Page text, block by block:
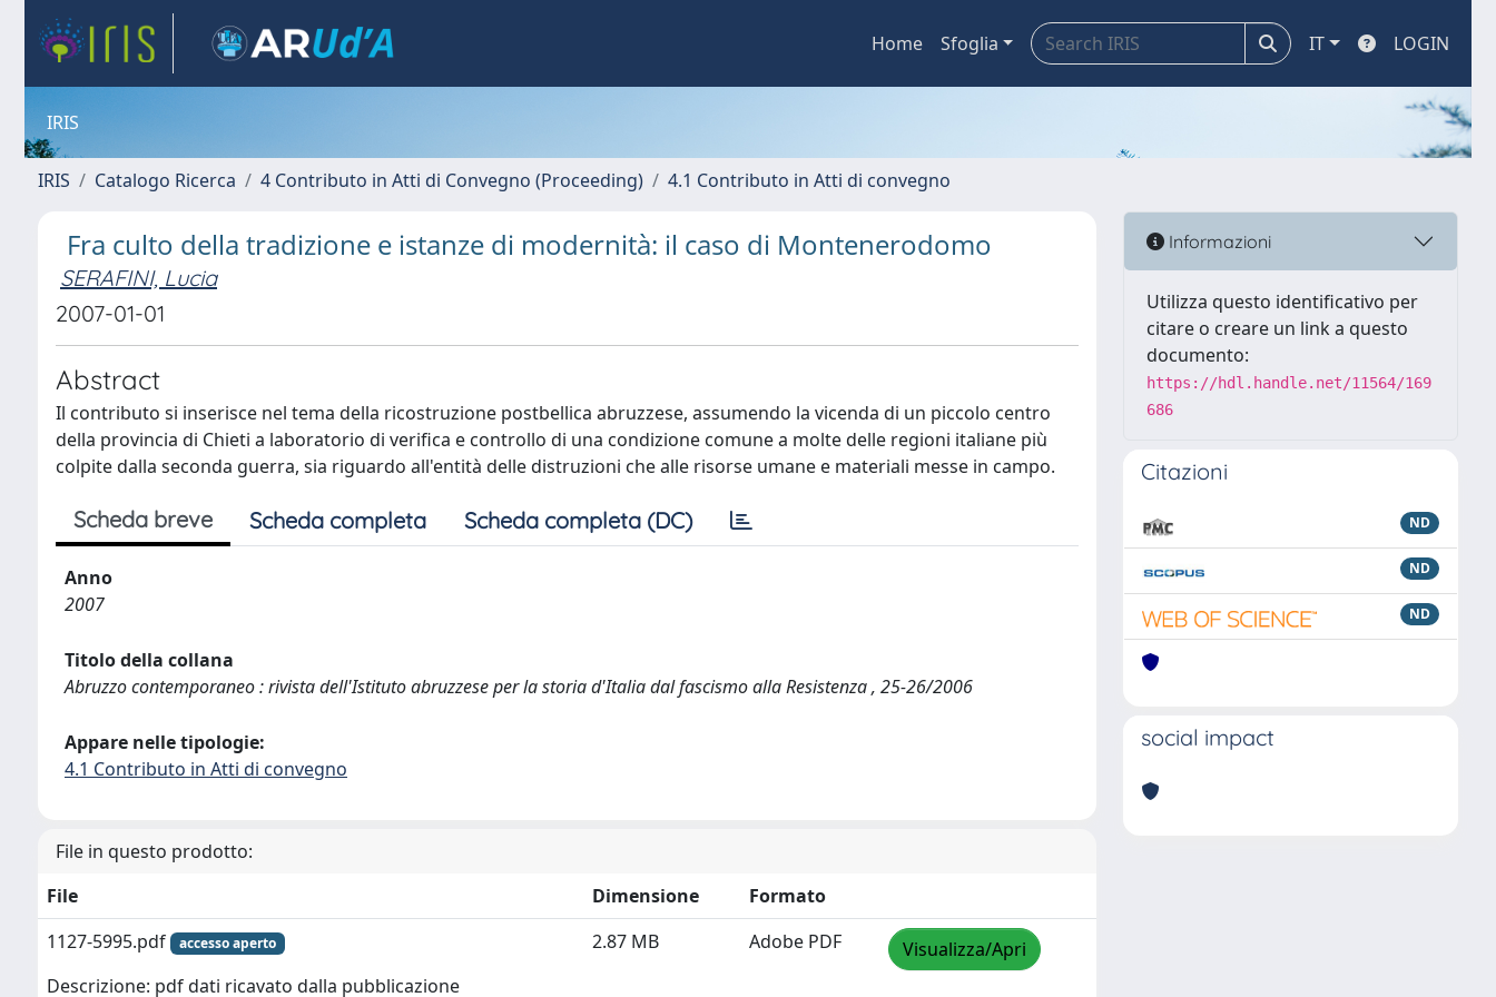
Home Sfoglia IT LOGIN
IRIS
IRIS Catalogo Ricerca 4 Contributo in Atti di Convegno (Proceeding) 4.1 Contributo in Atti di convegno
Fra culto della tradizione e istanze di modernità: il caso di Montenerodomo
SERAFINI, Lucia
2007-01-01
Abstract
Il contributo si inserisce nel tema della ricostruzione postbellica abruzzese, assumendo la vicenda di un piccolo centro
della provincia di Chieti a laboratorio di verifica e controllo di una condizione comune a molte delle regioni italiane più
colpite dalla seconda guerra, sia riguardo all'entità delle distruzioni che alle risorse umane e materiali messe in campo.
Scheda breve Scheda completa Scheda completa (DC)
Anno
2007
Titolo della collana
Abruzzo contemporaneo : rivista dell'Istituto abruzzese per la storia d'Italia dal fascismo alla Resistenza , 25-26/2006
Appare nelle tipologie:
4.1 Contributo in Atti di convegno
File in questo prodotto:
File
Dimensione
Formato
1127-5995.pdf
accesso aperto
Descrizione: pdf dati ricavato dalla pubblicazione
2.87 MB Adobe PDF Visualizza/Apri
Informazioni
Utilizza questo identificativo per
citare o creare un link a questo
documento:
https://hdl.handle.net/11564/169
686
Citazioni
ND
ND
ND
social impact